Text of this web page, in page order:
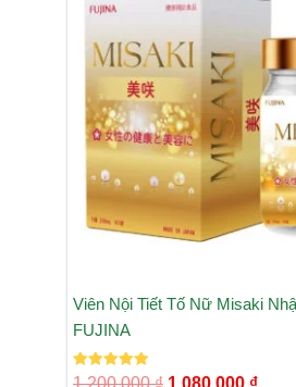
Viên Nội Tiết Tố Nữ Misaki
FUJINA
Được xếp
1.200.000₫
là:
1.080.000 ₫